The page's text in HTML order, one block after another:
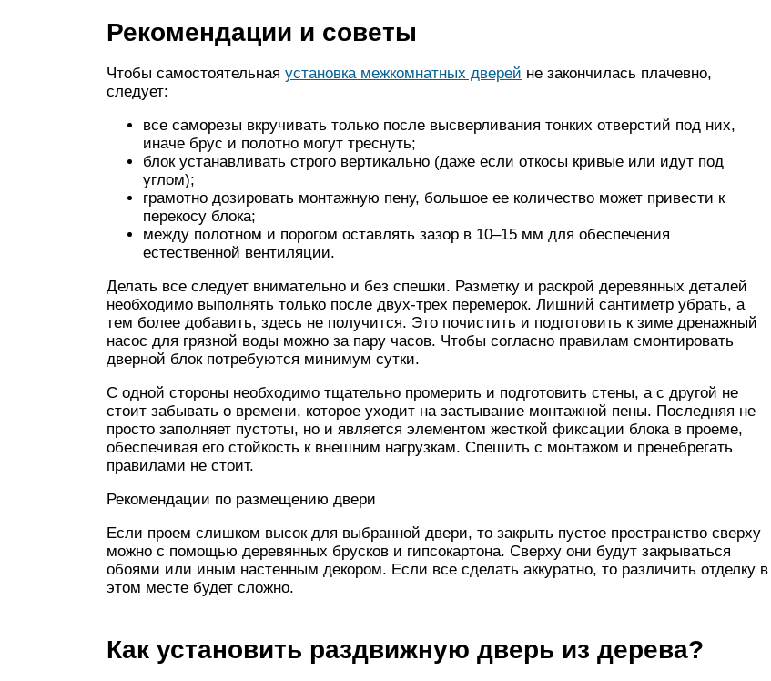
Рекомендации и советы
Чтобы самостоятельная установка межкомнатных дверей не закончилась плачевно,
следует:
все саморезы вкручивать только после высверливания тонких отверстий под них,
иначе брус и полотно могут треснуть;
блок устанавливать строго вертикально (даже если откосы кривые или идут под
углом);
грамотно дозировать монтажную пену, большое ее количество может привести к
перекосу блока;
между полотном и порогом оставлять зазор в 10–15 мм для обеспечения
естественной вентиляции.
Делать все следует внимательно и без спешки. Разметку и раскрой деревянных деталей
необходимо выполнять только после двух-трех перемерок. Лишний сантиметр убрать, а
тем более добавить, здесь не получится. Это почистить и подготовить к зиме дренажный
насос для грязной воды можно за пару часов. Чтобы согласно правилам смонтировать
дверной блок потребуются минимум сутки.
С одной стороны необходимо тщательно промерить и подготовить стены, а с другой не
стоит забывать о времени, которое уходит на застывание монтажной пены. Последняя не
просто заполняет пустоты, но и является элементом жесткой фиксации блока в проеме,
обеспечивая его стойкость к внешним нагрузкам. Спешить с монтажом и пренебрегать
правилами не стоит.
Рекомендации по размещению двери
Если проем слишком высок для выбранной двери, то закрыть пустое пространство сверху
можно с помощью деревянных брусков и гипсокартона. Сверху они будут закрываться
обоями или иным настенным декором. Если все сделать аккуратно, то различить отделку в
этом месте будет сложно.
Как установить раздвижную дверь из дерева?